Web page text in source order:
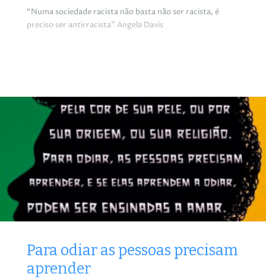
“Numa sociedade racista não basta não ser racista, é
preciso ser antirracista” Angela Davis
Para odiar as pessoas precisam
aprender